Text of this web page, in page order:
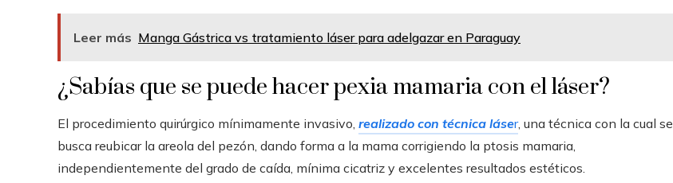
Leer más Manga Gástrica vs tratamiento láser para adelgazar en Paraguay
¿Sabías que se puede hacer pexia mamaria con el láser?
El procedimiento quirúrgico mínimamente invasivo, realizado con técnica láser, una técnica con la cual se
busca reubicar la areola del pezón, dando forma a la mama corrigiendo la ptosis mamaria,
independientemente del grado de caída, mínima cicatriz y excelentes resultados estéticos.